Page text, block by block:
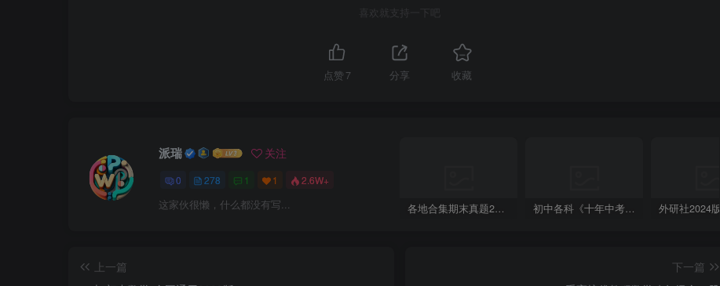
喜欢就支持一下吧
点赞 7 分享 收藏
派瑞 关注
0 278 1 1 2.6W+
这家伙很懒，什么都没有写... 各地合集期末真题2023-2024学年第一学期九年级英语期末试卷（含听力和答案） 初中各科《十年中考真题》2013-2024历年中考真题
上一篇
下一篇